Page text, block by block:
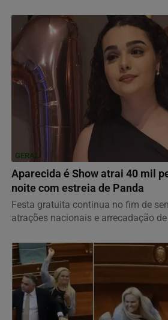
GERAL
Aparecida é Show atrai 40 mil
noite com estreia de Panda
Festa gratuita continua no fim de
atrações nacionais e arrecadação